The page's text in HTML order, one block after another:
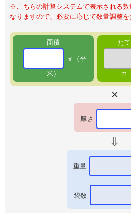
※こちらの計算システムで表示される数
なりますので、必要に応じて数量調整を
面積
㎡（平
米）
たて
m
厚さ
重量
袋数